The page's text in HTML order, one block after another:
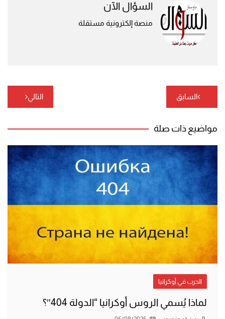
السؤال الآن
منصة إلكترونية مستقلة
تصفّح
المقالات
السابق التالي
مواضيع ذات صلة
الحرب في أوكرانيا
لماذا يُسمي الروس أوكرانيا “الدولة 404″؟